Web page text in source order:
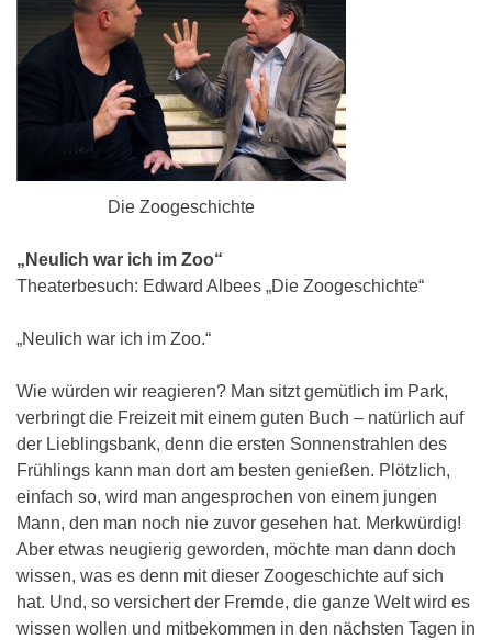
Die Zoogeschichte
„Neulich war ich im Zoo“
Theaterbesuch: Edward Albees „Die Zoogeschichte“
„Neulich war ich im Zoo.“
Wie würden wir reagieren? Man sitzt gemütlich im Park,
verbringt die Freizeit mit einem guten Buch – natürlich auf
der Lieblingsbank, denn die ersten Sonnenstrahlen des
Frühlings kann man dort am besten genießen. Plötzlich,
einfach so, wird man angesprochen von einem jungen
Mann, den man noch nie zuvor gesehen hat. Merkwürdig!
Aber etwas neugierig geworden, möchte man dann doch
wissen, was es denn mit dieser Zoogeschichte auf sich
hat. Und, so versichert der Fremde, die ganze Welt wird es
wissen wollen und mitbekommen in den nächsten Tagen in